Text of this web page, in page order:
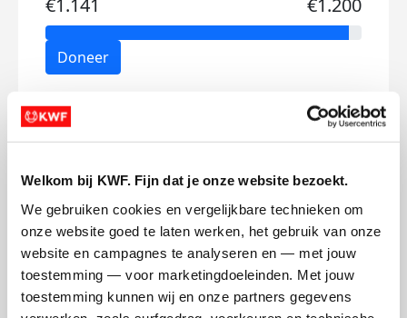
Welkom bij KWF. Fijn dat je onze website bezoekt.
We gebruiken cookies en vergelijkbare technieken om
onze website goed te laten werken, het gebruik van onze
website en campagnes te analyseren en — met jouw
toestemming — voor marketingdoeleinden. Met jouw
toestemming kunnen wij en onze partners gegevens
€1.141 €1.200
Doneer